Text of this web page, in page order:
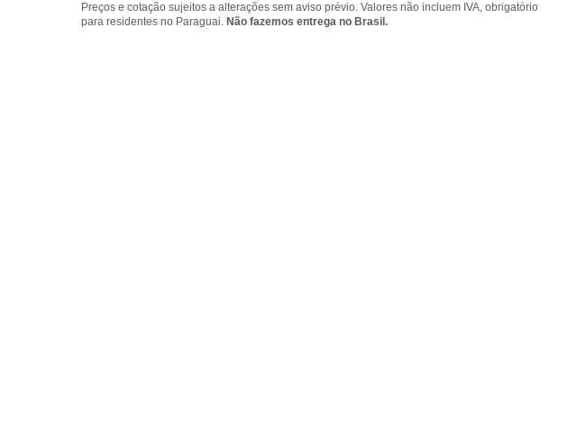
Preços e cotação sujeitos a alterações sem aviso prévio. Valores não incluem IVA, obrigatório
para residentes no Paraguai. Não fazemos entrega no Brasil.